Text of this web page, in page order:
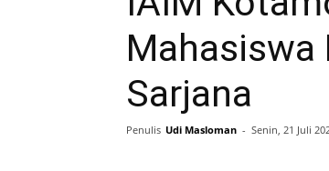
Mahasiswa
Sarjana
Penulis Udi Masloman - Senin, 21 Juli